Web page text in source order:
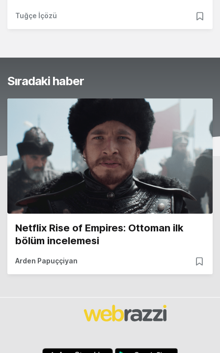
Tuğçe İçözü
Sıradaki haber
Netflix Rise of Empires: Ottoman ilk
bölüm incelemesi
Arden Papuççiyan